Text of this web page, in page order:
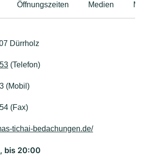
Öffnungszeiten Medien
Dürrholz
(Telefon)
(Mobil)
(Fax)
tichai-bedachungen.de/
bis 20:00